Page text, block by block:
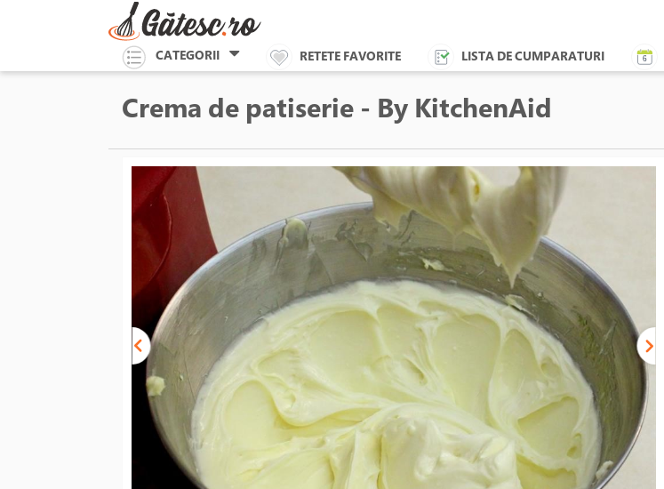
CATEGORII RETETE FAVORITE LISTA DE CUMPARATURI
Crema de patiserie - By KitchenAid